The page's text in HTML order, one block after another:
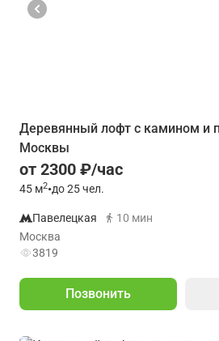
Деревянный лофт с камином и
Москвы
от 2300 ₽/час
45 м2•до 25 чел.
Павелецкая
10 мин
Москва
3819
Позвонить